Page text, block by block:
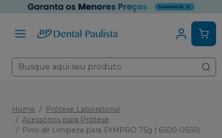
Home
Prótese Laboratorial
Acessórios para Prótese
Pino de Limpeza para SYMPRO 75g ( 6500-0550)